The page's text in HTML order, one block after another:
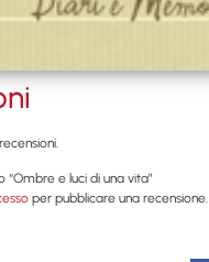
“Ombre e luci di una vita”
per pubblicare una recensione.